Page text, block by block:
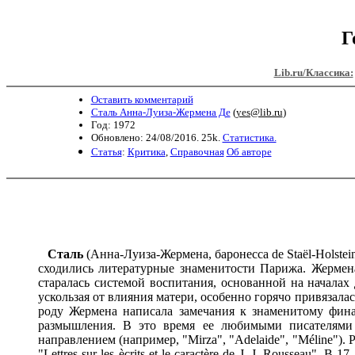
Lib.ru/Классика:
Оставить комментарий
Сталь Анна-Луиза-Жермена Де(yes@lib.ru)
Год: 1972
Обновлено: 24/08/2016. 25k. Статистика.
Статья: Критика Справочная Об авторе
Сталь (Анна-Луиза-Жермена, баронесса de Staël-
сходились литературные знаменитости Парижа. Жермена с 11 лет постоянно присутствовала на этих вечерах и жадно прислушивалась к разговорам гостей. Напрасно строгая мать старалась системой воспитания, основанной на началах долга, сдерживать и дисциплинировать свою живую и впечатлительную дочь. Богато одаренная и экзальтированная девочка, ускользая от влияния матери, особенно горячо привязалась к отцу, по целым часам беседовавшему о самых разнообразных вопросах со своей нежно любимой дочерью. Пятнадцати лет от роду Жермена написала замечания к знаменитому финансовому "Отчету" своего отца и сделала извлечения из "Духа законов" Монтескье, присоединив к ним свои собственные размышления. В это время ее любимыми писателями были Ричардсон и Руссо. Влияние Ричардсона сказалось в первых ее произведениях, отличающихся сентиментальным направлением (например, "Mirza", "Adelaide", "Méline"). Руссо привлекал ее своим культом природы и своей системой воспитания. Позже (1788) она посвящает ему восторженный очерк: "Lettres sur les ècrits et le caractère de J. J. Rousseau". В 17 лет сердце Жермены испытывает первую любовь, но в угоду матери ей приходится подавить свое чувство. Следы внутренней борьбы можно открыть в ее комедии: "Sophie ou les sentiments secrets" (1786), в которой яркими красками описываются томления безнадежного чувства. M-me Неккер искала для своей дочери блестящей партии; выбор ее остановился на шведском посланнике в Париже, бароне де С. Гольштейн. В устройстве этого брака, о котором велись переговоры в течение 6 лет, принимали участие дворы французский и шведский. Уступая советам своего отца, 20-летняя Жермена решилась отдать руку барону де С., но в этом браке не нашла счастья, о котором мечтала. Барон де С. не мог возбудить в Жермене никаких симпатий: это был малообразованный светский человек и вдвое старше жены, привлекавшей его главным образом своим богатым приданым. Когда вспыхнула революция и Неккер вынужден был бежать из Франции, m-me де С. сначала оставалась в Париже. В это время ее салон, заменивший салон m-me Неккер, успел сделаться самым блестящим в Париже. Мемуары современников полны рассказов о том неизгладимом впечатлении, которое в этом периоде своей жизни производила молодая женщина. Ее блестящий ум, красноречие и энтузиазм делали ее царицей избранного парижского общества. Когда начались революционные волнения, она, пользуясь своим влиянием, спасала многих от гильотины, сама часто рискуя жизнью. Сентябрьские убийства заставили ее бежать из Парижа. На дороге она была остановлена и приведена в ратушу, где лишь заступничество Манюэля спасло ее от разъяренной черни. Покинув затем Париж, она нашла убежище в Англии. Среди других французских эмигрантов здесь находился и бывший военный министр граф Луи де Нарбонн, с которым у нее началось сближение еще в Париже. Это была ее первая, нашедшая взаимность, страсть, влияние которой отразилось в написанной ею в то время книге: "De l'influence des passions sur le bonheur des individus et des nations"